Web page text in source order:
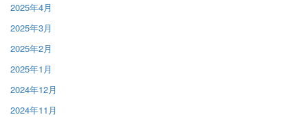
2025年4月
2025年3月
2025年2月
2025年1月
2024年12月
2024年11月